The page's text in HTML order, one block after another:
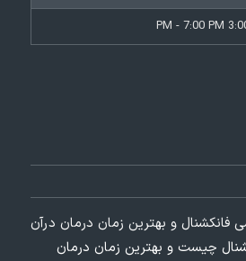
3:00 PM -
فانکشنال و بهترین زمان درمان درآن
چیست و بهترین زمان درمان